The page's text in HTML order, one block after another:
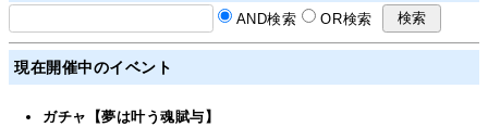
AND検索 OR検索
現在開催中のイベント
ガチャ【夢は叶う魂賦与】